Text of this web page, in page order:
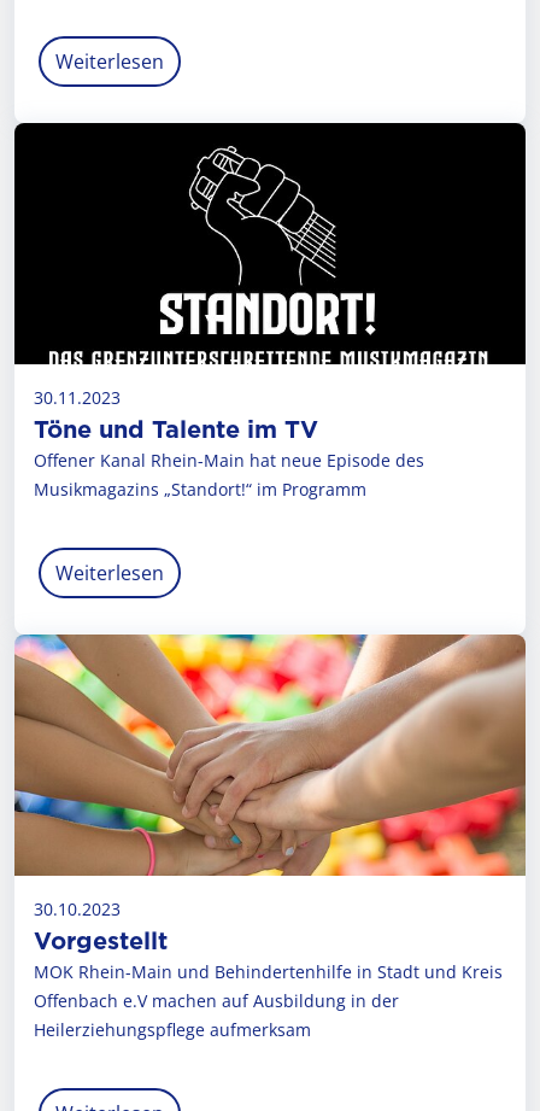
Weiterlesen
30.11.2023
Töne und Talente im TV
Offener Kanal Rhein-Main hat neue Episode des
Musikmagazins „Standort!“ im Programm
Weiterlesen
30.10.2023
Vorgestellt
MOK Rhein-Main und Behindertenhilfe in Stadt und Kreis
Offenbach e.V machen auf Ausbildung in der
Heilerziehungspflege aufmerksam